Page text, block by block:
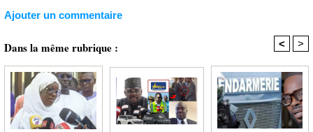
Ajouter un commentaire
Dans la même rubrique : < >